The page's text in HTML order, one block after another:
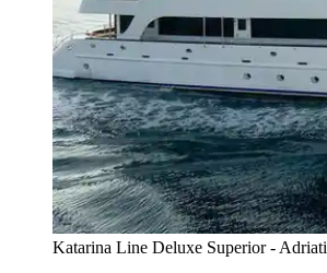
Katarina Line Deluxe Superior -